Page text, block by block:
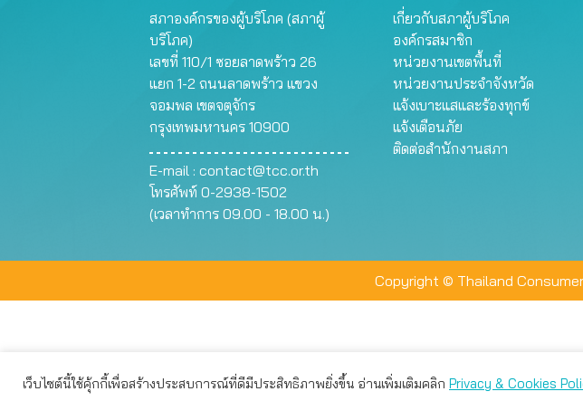
สภาองค์กรของผู้บริโภค (สภาผู้
บริโภค)
เลขที่ 110/1 ซอยลาดพร้าว 26
แยก 1-2 ถนนลาดพร้าว แขวง
จอมพล เขตจตุจักร
กรุงเทพมหานคร 10900
E-mail : contact@tcc.or.th
โทรศัพท์ 0-2938-1502
(เวลาทำการ 09.00 - 18.00 น.)
เกี่ยวกับสภาผู้บริโภค
องค์กรสมาชิก
หน่วยงานเขตพื้นที่
หน่วยงานประจำจังหวัด
แจ้งเบาะแสและร้องทุกข์
แจ้งเตือนภัย
ติดต่อสำนักงานสภา
Copyright © Thailand
เว็บไซต์นี้ใช้คุ้กกี้เพื่อสร้างประสบการณ์ที่ดีมีประสิทธิภาพยิ่งขึ้น อ่านเพิ่มเติมคลิก Privacy & Cookies
เว็บไซต์นี้ใช้คุกกี้เพื่อมอบประสบการณ์การใช้งานที่ดีให้แก่ท่าน คุณสามารถเลือกตั้งค่าความเ